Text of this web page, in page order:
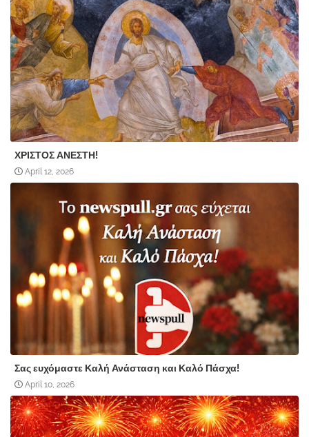
ΧΡΙΣΤΟΣ ΑΝΕΣΤΗ!
April 12, 2026
Σας ευχόμαστε Καλή Ανάσταση και Καλό Πάσχα!
April 10, 2026